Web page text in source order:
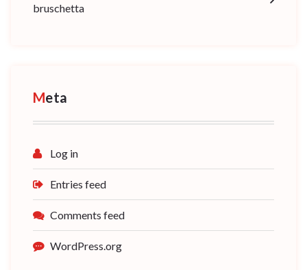
bruschetta
Meta
Log in
Entries feed
Comments feed
WordPress.org